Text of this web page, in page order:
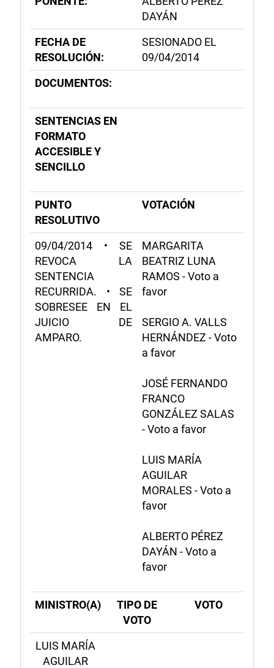
DAYÁN
FECHA DE
RESOLUCIÓN:
SESIONADO EL
09/04/2014
DOCUMENTOS:
SENTENCIAS EN
FORMATO
ACCESIBLE Y
SENCILLO
PUNTO
RESOLUTIVO
VOTACIÓN
09/04/2014 • SE
REVOCA LA
SENTENCIA
RECURRIDA. • SE
SOBRESEE EN EL
JUICIO DE
AMPARO.
MARGARITA
BEATRIZ LUNA
RAMOS - Voto a
favor
SERGIO A. VALLS
HERNÁNDEZ - Voto
a favor
JOSÉ FERNANDO
FRANCO
GONZÁLEZ SALAS
- Voto a favor
LUIS MARÍA
AGUILAR
MORALES - Voto a
favor
ALBERTO PÉREZ
DAYÁN - Voto a
favor
MINISTRO(A)
TIPO DE
VOTO
VOTO
LUIS MARÍA
AGUILAR